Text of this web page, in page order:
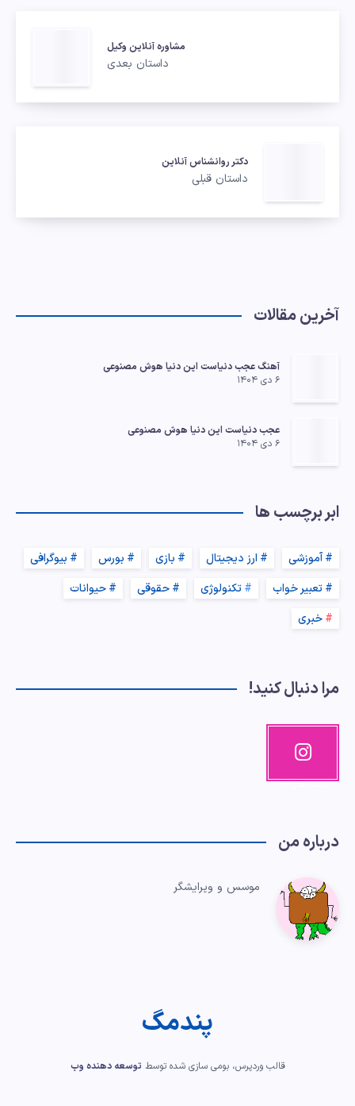
مشاوره آنلاین وکیل
داستان بعدی
دکتر روانشناس آنلاین
داستان قبلی
آخرین مقالات
آهنگ عجب دنیاست این دنیا هوش مصنوعی
۶ دی ۱۴۰۴
عجب دنیاست این دنیا هوش مصنوعی
۶ دی ۱۴۰۴
ابر برچسب ها
آموزشی ارز دیجیتال بازی بورس
بیوگرافی
تعبیر خواب
تکنولوژی حقوقی
حیوانات
خبری
مرا دنبال کنید!
اینستاگرا
م
پست های ما!
درباره من
موسس و ویرایشگر
پندمگ
قالب وردپرس، بومی سازی شده توسط توسعه دهنده وب